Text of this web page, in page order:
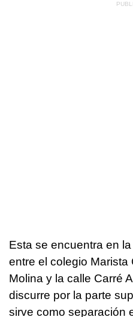
Esta se encuentra en
entre el colegio Marista
Molina y la calle Carré
discurre por la parte
sirve como separación